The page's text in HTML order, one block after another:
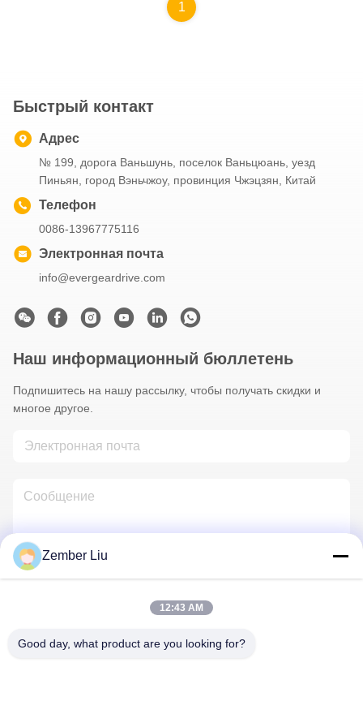
1
Быстрый контакт
Адрес
№ 199, дорога Ваньшунь, поселок Ваньцюань, уезд
Пиньян, город Вэньчжоу, провинция Чжэцзян, Китай
Телефон
0086-13967775116
Электронная почта
info@evergeardrive.com
Наш информационный бюллетень
Подпишитесь на нашу рассылку, чтобы получать скидки и
многое другое.
Zember Liu
12:43 AM
Good day, what product are you looking for?